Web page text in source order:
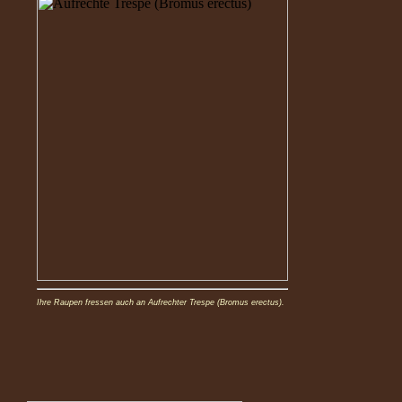
Ihre Raupen fressen auch an Aufrechter Trespe (Bromus erectus).